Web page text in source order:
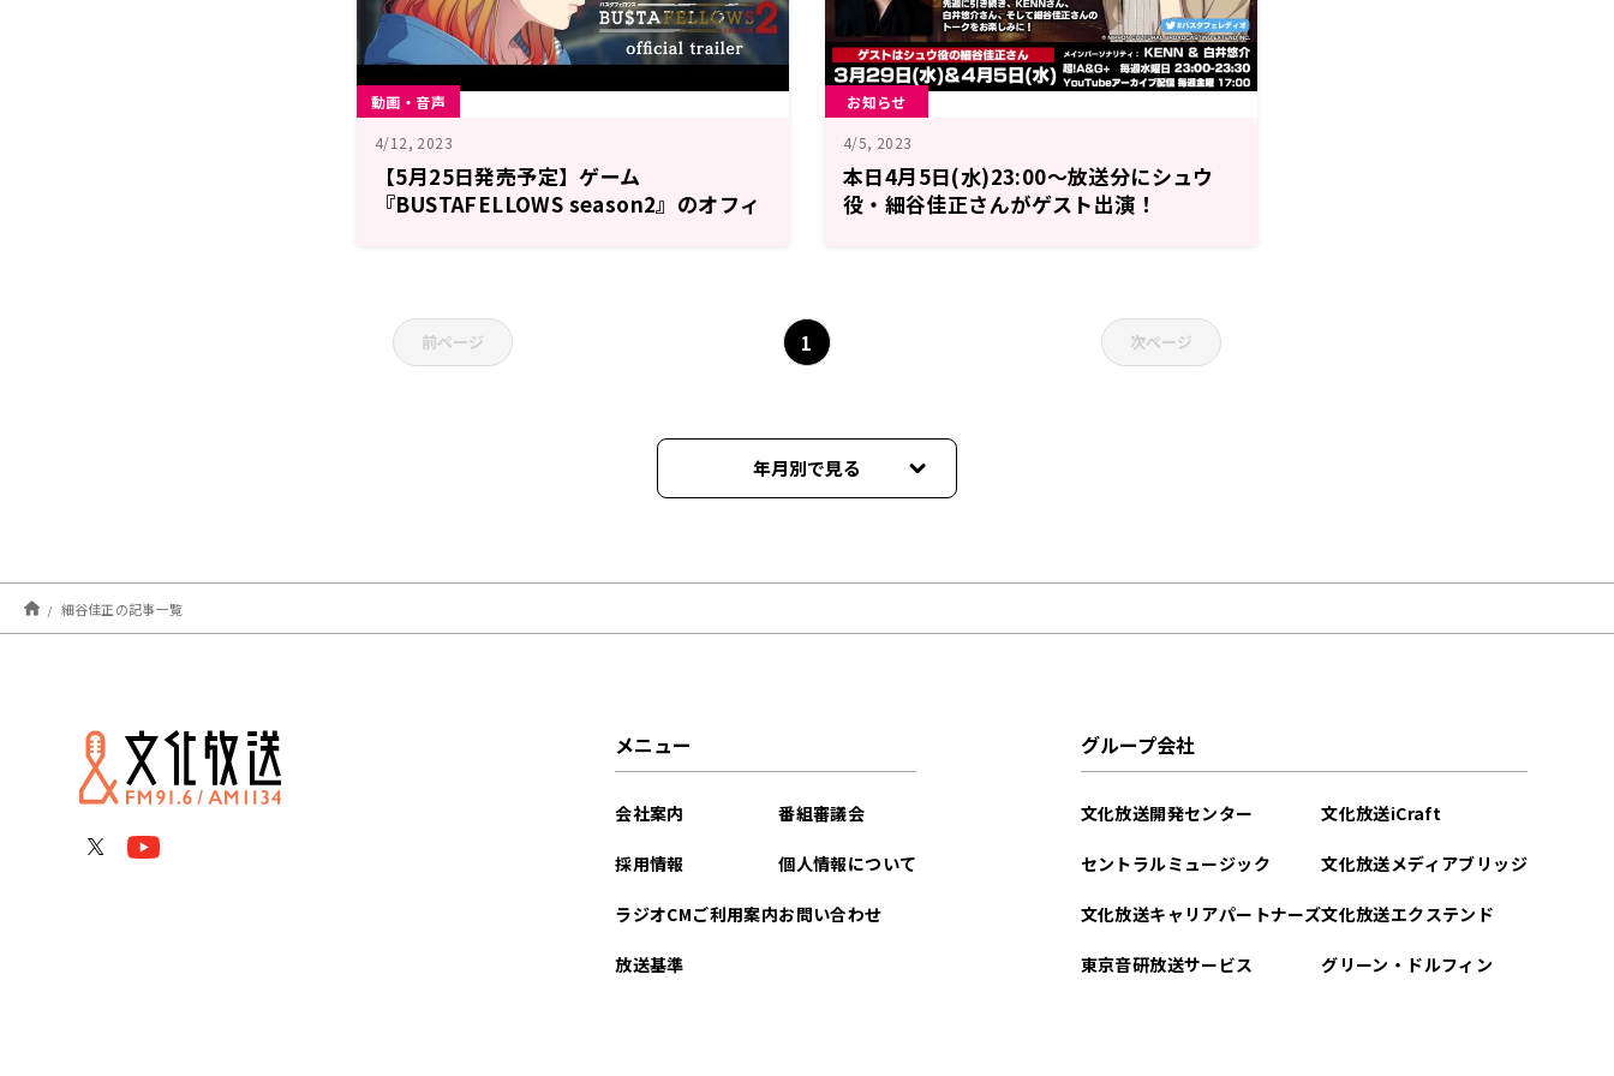
動画・音声
4/12, 2023
【5月25日発売予定】ゲーム
『BUSTAFELLOWS season2』のオフィ
お知らせ
4/5, 2023
本日4月5日(水)23:00～放送分にシュウ
役・細谷佳正さんがゲスト出演！
前ページ 1 次ページ
年月別で見る
2023年06月
2023年05月
細谷佳正の記事一覧
メニュー
会社案内
採用情報
ラジオCMご利用案内
放送基準
番組審議会
個人情報について
お問い合わせ
グループ会社
文化放送開発センター
セントラルミュージック
文化放送キャリアパートナーズ
東京音研放送サービス
文化放送iCraft
文化放送メディアブリッジ
文化放送エクステンド
グリーン・ドルフィン